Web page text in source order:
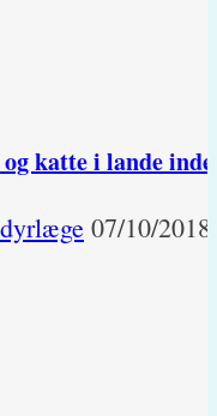
katte i lande
07/10/2018